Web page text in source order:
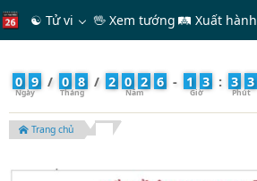
☯ Tử vi 🖖 Xem tướng 🛤 Xuất hành
0 9 / 0 8 / 2 0 2 6 - 1 3 : 3 3
Trang chủ